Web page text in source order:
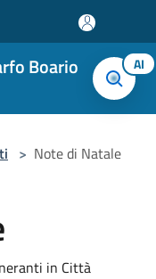
Boario AI
> Note di Natale
in Città